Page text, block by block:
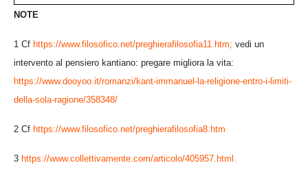
NOTE
1 Cf https://www.filosofico.net/preghierafilosofia11.htm; vedi un
intervento al pensiero kantiano: pregare migliora la vita:
https://www.dooyoo.it/romanzi/kant-immanuel-la-religione-entro-i-limiti-
della-sola-ragione/358348/
2 Cf https://www.filosofico.net/preghierafilosofia8.htm
3 https://www.collettivamente.com/articolo/405957.html.